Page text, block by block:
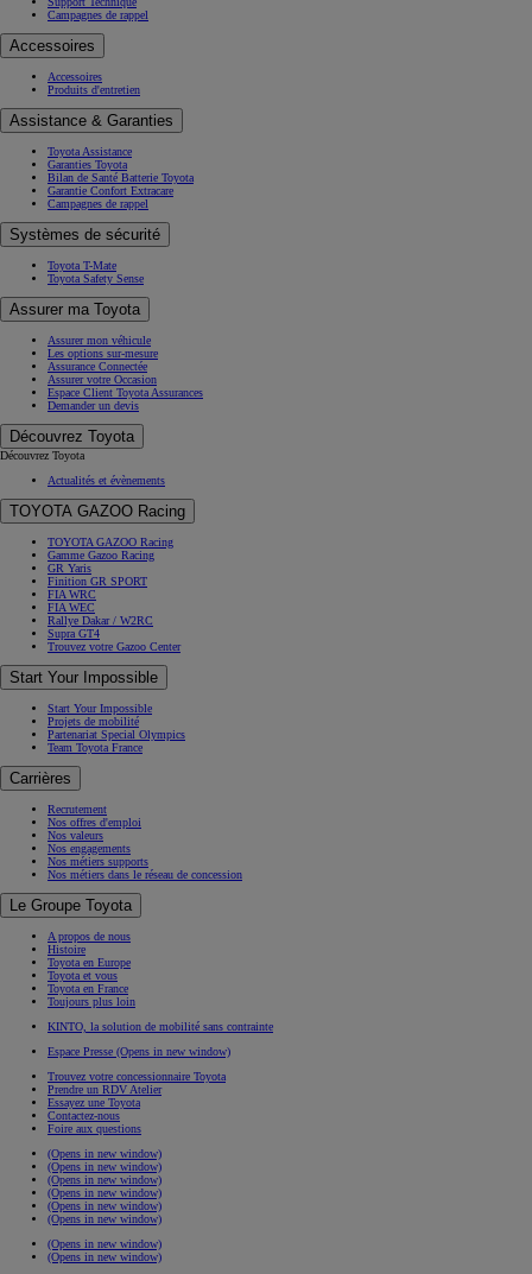
Campagnes de rappel
Accessoires
Accessoires
Produits d'entretien
Assistance & Garanties
Toyota Assistance
Garanties Toyota
Bilan de Santé Batterie Toyota
Garantie Confort Extracare
Campagnes de rappel
Systèmes de sécurité
Toyota T-Mate
Toyota Safety Sense
Assurer ma Toyota
Assurer mon véhicule
Les options sur-mesure
Assurance Connectée
Assurer votre Occasion
Espace Client Toyota Assurances
Demander un devis
Découvrez Toyota
Découvrez Toyota
Actualités et évènements
TOYOTA GAZOO Racing
TOYOTA GAZOO Racing
Gamme Gazoo Racing
GR Yaris
Finition GR SPORT
FIA WRC
FIA WEC
Rallye Dakar / W2RC
Supra GT4
Trouvez votre Gazoo Center
Start Your Impossible
Start Your Impossible
Projets de mobilité
Partenariat Special Olympics
Team Toyota France
Carrières
Recrutement
Nos offres d'emploi
Nos valeurs
Nos engagements
Nos métiers supports
Nos métiers dans le réseau de concession
Le Groupe Toyota
A propos de nous
Histoire
Toyota en Europe
Toyota et vous
Toyota en France
Toujours plus loin
KINTO, la solution de mobilité sans contrainte
Espace Presse (Opens in new window)
Trouvez votre concessionnaire Toyota
Prendre un RDV Atelier
Essayez une Toyota
Contactez-nous
Foire aux questions
(Opens in new window)
(Opens in new window)
(Opens in new window)
(Opens in new window)
(Opens in new window)
(Opens in new window)
(Opens in new window)
(Opens in new window)